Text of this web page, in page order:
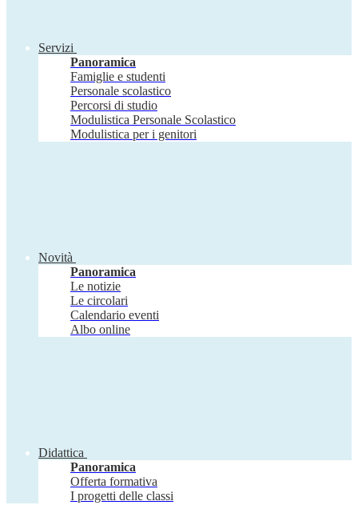
Servizi
Panoramica
Famiglie e studenti
Personale scolastico
Percorsi di studio
Modulistica Personale Scolastico
Modulistica per i genitori
Novità
Panoramica
Le notizie
Le circolari
Calendario eventi
Albo online
Didattica
Panoramica
Offerta formativa
I progetti delle classi